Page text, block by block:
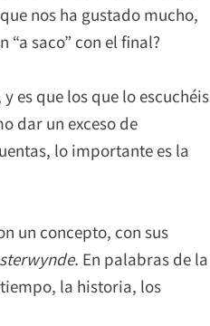
nos ha gustado mucho,
saco” con el final?
es que los que lo escuchéis
dar un exceso de
lo importante es la
un concepto, con sus
En palabras de la
la historia, los